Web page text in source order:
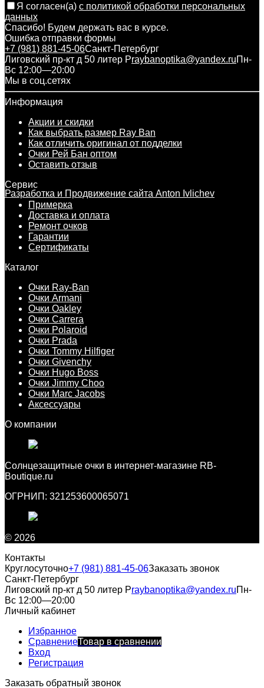
Я согласен(a) с политикой обработки персональных
данных
Спасибо! Будем держать вас в курсе.
Ошибка отправки формы
+7 (981) 881-45-06Санкт-Петербург
Лиговский пр-кт д 50 литер Рraybanoptika@yandex.ruПн-
Вс 12:00—20:00
Мы в соц.сетях
Информация
Акции и скидки
Как выбрать размер Ray Ban
Как отличить оригинал от подделки
Очки Рей Бан оптом
Оставить отзыв
Разработка и Продвижение сайта Anton Ivlichev
Сервис
Примерка
Доставка и оплата
Ремонт очков
Гарантии
Сертификаты
Каталог
Очки Ray-Ban
Очки Armani
Очки Oakley
Очки Carrera
Очки Polaroid
Очки Prada
Очки Tommy Hilfiger
Очки Givenchy
Очки Hugo Boss
Очки Jimmy Choo
Очки Marc Jacobs
Аксессуары
О компании
Cолнцезащитные очки в интернет-магазине RB-
Boutique.ru
ОГРНИП: 321253600065071
© 2026
Контакты
Круглосуточно+7 (981) 881-45-06Заказать звонок
Санкт-Петербург
Лиговский пр-кт д 50 литер Рraybanoptika@yandex.ruПн-
Вс 12:00—20:00
Личный кабинет
Избранное
СравнениеТовар в сравнении
Вход
Регистрация
Заказать обратный звонок